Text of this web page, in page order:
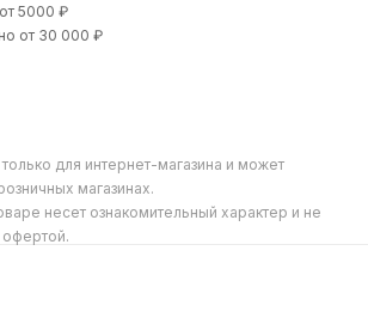
5000 ₽
от 30 000 ₽
для интернет-магазина и может
магазинах.
несет ознакомительный характер и не
офертой.